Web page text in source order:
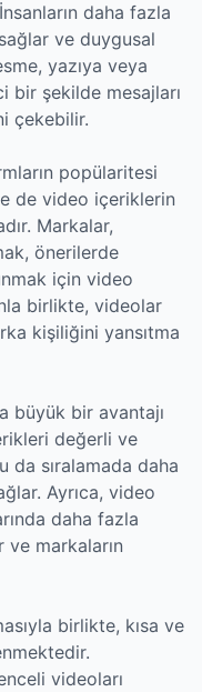
daha fazla
ve duygusal
yazıya veya
şekilde mesajları
çekebilir.
popülaritesi
de video içeriklerin
Markalar,
önerilerde
için video
birlikte, videolar
kişiliğini yansıtma
büyük bir avantajı
değerli ve
da sıralamada daha
Ayrıca, video
daha fazla
ve markaların
birlikte, kısa ve
videoları